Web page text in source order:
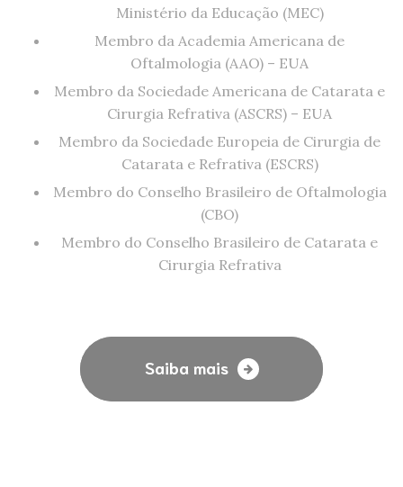
Ministério da Educação (MEC)
Membro da Academia Americana de
Oftalmologia (AAO) – EUA
Membro da Sociedade Americana de Catarata e
Cirurgia Refrativa (ASCRS) – EUA
Membro da Sociedade Europeia de Cirurgia de
Catarata e Refrativa (ESCRS)
Membro do Conselho Brasileiro de Oftalmologia
(CBO)
Membro do Conselho Brasileiro de Catarata e
Cirurgia Refrativa
Saiba mais